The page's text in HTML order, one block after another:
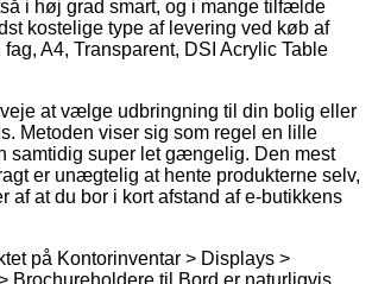
i høj grad smart, og i mange tilfælde
kostelige type af levering ved køb af
A4, Transparent, DSI Acrylic Table
at vælge udbringning til din bolig eller
Metoden viser sig som regel en lille
samtidig super let gængelig. Den mest
er unægtelig at hente produkterne selv,
af at du bor i kort afstand af e-butikkens
på Kontorinventar > Displays >
Brochureholdere til Bord er naturligvis